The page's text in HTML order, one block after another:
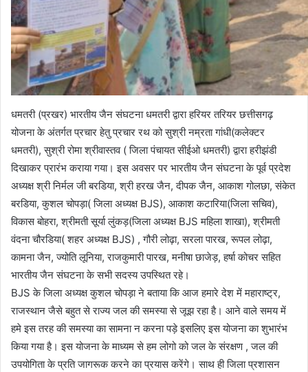
धमतरी (प्रखर) भारतीय जैन संघटना धमतरी द्वारा हरियर तरियर छत्तीसगढ़
योजना के अंतर्गत प्रचार हेतु प्रचार रथ को सुश्री नम्रता गांधी(कलेक्टर
धमतरी), सुश्री रोमा श्रीवास्तव ( जिला पंचायत सीईओ धमतरी) द्वारा हरीझंडी
दिखाकर प्रारंभ कराया गया। इस अवसर पर भारतीय जैन संघटना के पूर्व प्रदेश
अध्यक्ष श्री निर्मल जी बरडिया, श्री हरख जैन, दीपक जैन, आकाश गोलछा, संकेत
बरडिया, कुशल चोपड़ा( जिला अध्यक्ष BJS), आकाश कटारिया(जिला सचिव),
विकास बोहरा, श्रीमती सूर्या लुंकड़(जिला अध्यक्ष BJS महिला शाखा), श्रीमती
वंदना चौरडिया( शहर अध्यक्ष BJS) , गौरी लोढ़ा, सरला पारख, रूपल लोढ़ा,
कामना जैन, ज्योति लूनिया, राजकुमारी पारख, मनीषा छाजेड़, हर्षा कोचर सहित
भारतीय जैन संघटना के सभी सदस्य उपस्थित रहे।
BJS के जिला अध्यक्ष कुशल चोपड़ा ने बताया कि आज हमारे देश में महाराष्ट्र,
राजस्थान जैसे बहुत से राज्य जल की समस्या से जूझ रहा है। आने वाले समय में
हमे इस तरह की समस्या का सामना न करना पड़े इसलिए इस योजना का शुभारंभ
किया गया है। इस योजना के माध्यम से हम लोगो को जल के संरक्षण , जल की
उपयोगिता के प्रति जागरूक करने का प्रयास करेंगे। साथ ही जिला प्रशासन